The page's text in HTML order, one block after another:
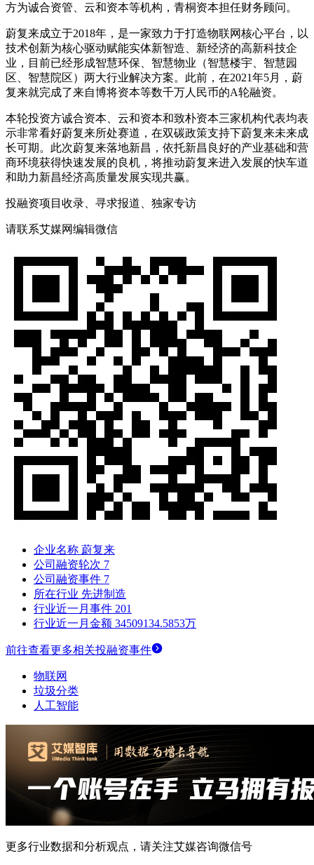
方为诚合资管、云和资本等机构，青桐资本担任财务顾问。
蔚复来成立于2018年，是一家致力于打造物联网核心平台，以
技术创新为核心驱动赋能实体新智造、新经济的高新科技企
业，目前已经形成智慧环保、智慧物业（智慧楼宇、智慧园
区、智慧院区）两大行业解决方案。此前，在2021年5月，蔚
复来就完成了来自博将资本等数千万人民币的A轮融资。
本轮投资方诚合资本、云和资本和致朴资本三家机构代表均表
示非常看好蔚复来所处赛道，在双碳政策支持下蔚复来未来成
长可期。此次蔚复来落地新昌，依托新昌良好的产业基础和营
商环境获得快速发展的良机，将推动蔚复来进入发展的快车道
和助力新昌经济高质量发展实现共赢。
投融资项目收录、寻求报道、独家专访
请联系艾媒网编辑微信
企业名称 蔚复来
公司融资轮次 7
公司融资事件 7
所在行业 先进制造
行业近一月事件 201
行业近一月金额 34509134.5853万
前往查看更多相关投融资事件
物联网
垃圾分类
人工智能
更多行业数据和分析观点，请关注艾媒咨询微信号